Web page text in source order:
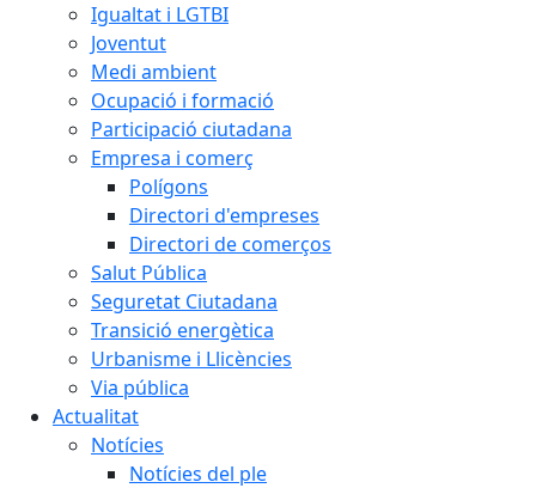
Igualtat i LGTBI
Joventut
Medi ambient
Ocupació i formació
Participació ciutadana
Empresa i comerç
Polígons
Directori d'empreses
Directori de comerços
Salut Pública
Seguretat Ciutadana
Transició energètica
Urbanisme i Llicències
Via pública
Actualitat
Notícies
Notícies del ple